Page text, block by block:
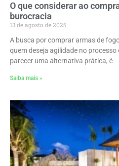
O que considerar ao
burocracia
13 de agosto de 2025
A busca por comprar armas de
quem deseja agilidade no
parecer uma alternativa prática, é
Saiba mais »